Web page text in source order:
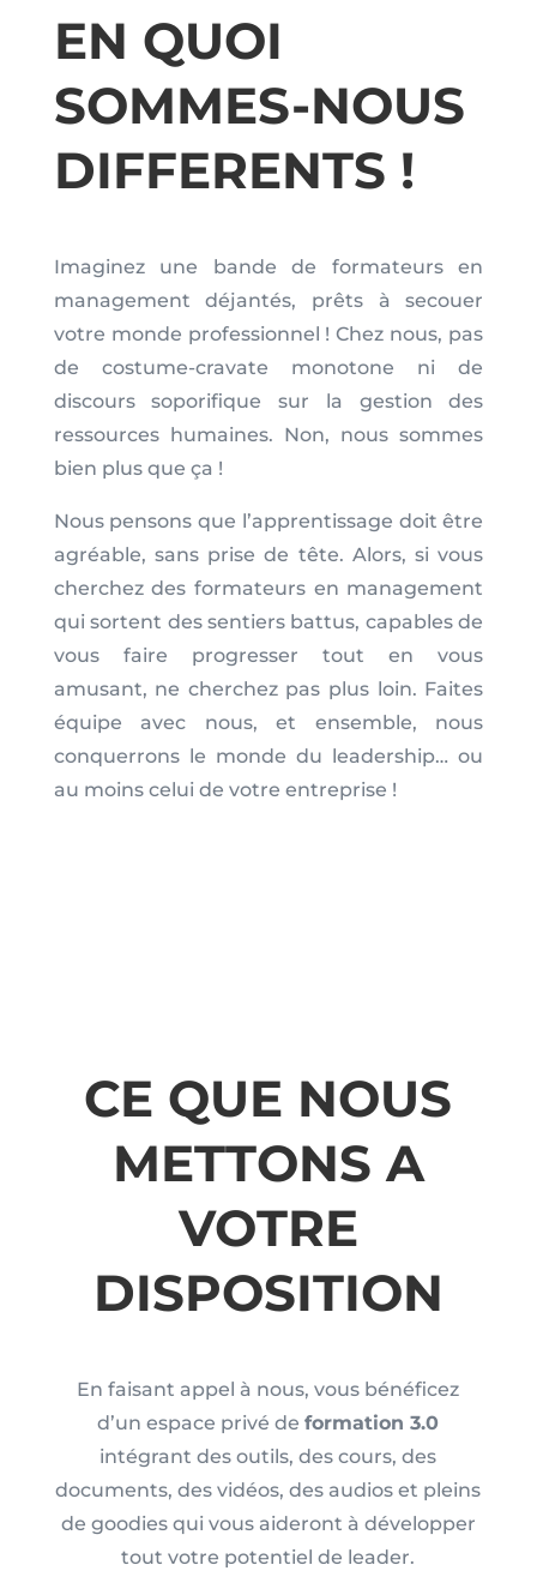
EN QUOI
SOMMES-NOUS
DIFFERENTS !
Imaginez une bande de formateurs en
management déjantés, prêts à secouer
votre monde professionnel ! Chez nous, pas
de costume-cravate monotone ni de
discours soporifique sur la gestion des
ressources humaines. Non, nous sommes
bien plus que ça !
Nous pensons que l’apprentissage doit être
agréable, sans prise de tête. Alors, si vous
cherchez des formateurs en management
qui sortent des sentiers battus, capables de
vous faire progresser tout en vous
amusant, ne cherchez pas plus loin. Faites
équipe avec nous, et ensemble, nous
conquerrons le monde du leadership… ou
au moins celui de votre entreprise !
CE QUE NOUS
METTONS A
VOTRE
DISPOSITION
En faisant appel à nous, vous bénéficez
d’un espace privé deformation 3.0
intégrant des outils, des cours, des
documents, des vidéos, des audios et pleins
de goodies qui vous aideront à développer
tout votre potentiel de leader.